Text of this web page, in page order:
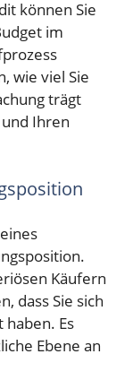
können Sie
im
wie viel Sie
trägt
Ihren
Käufern
dass Sie sich
Es
Ebene an